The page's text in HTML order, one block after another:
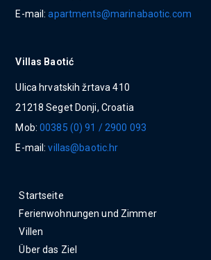
E-mail:apartments@marinabaotic.com
Villas Baotić
Ulica hrvatskih žrtava 410
21218 Seget Donji, Croatia
Mob:00385 (0) 91 / 2900 093
E-mail:villas@baotic.hr
Startseite
Ferienwohnungen und Zimmer
Villen
Über das Ziel